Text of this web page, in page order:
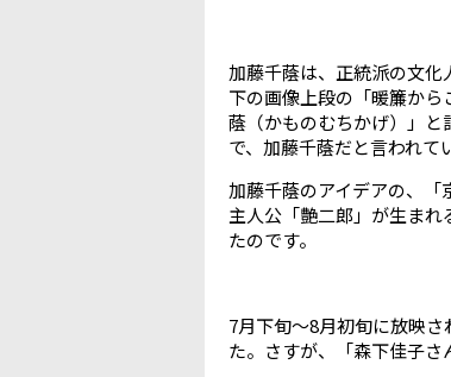
加藤千蔭は、正統派の文化
下の画像上段の「暖簾か
蔭（かものむちかげ）」
で、加藤千蔭だと言われて
加藤千蔭のアイデアの、
主人公「艶二郎」が生まれ
たのです。
7月下旬～8月初旬に放映さ
た。さすが、「森下佳子さ